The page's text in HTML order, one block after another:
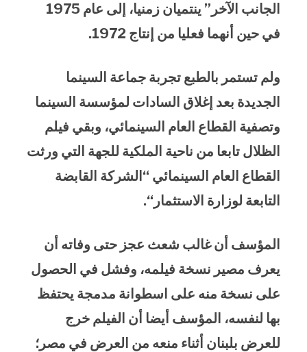
الجانب الآخر” ينتميان زمنيا، إلى عام 1975
في حين أنهما فعليا من إنتاج 1972.
ولم تستمر بالطبع تجربة جماعة السينما
الجديدة بعد إغلاق السادات لمؤسسة السينما
وتصفية القطاع العام السينمائي، وبقي فيلم
الظلال تابعا من ناحية الملكية للجهة التي ورثت
القطاع العام السينمائي “الشركة القابضة
التابعة لوزارة الاستثمار “.
المؤسف أن غالب شعث عجز حتى وفاته أن
يعرف مصير نسخة فيلمه، وفشل في الحصول
على نسخة منه على اسطوانة مدمجة يحتفظ
بها لنفسه، المؤسف أيضا أن الفيلم خرج
للعرض بلبنان أثناء منعه من العرض في مصر؛